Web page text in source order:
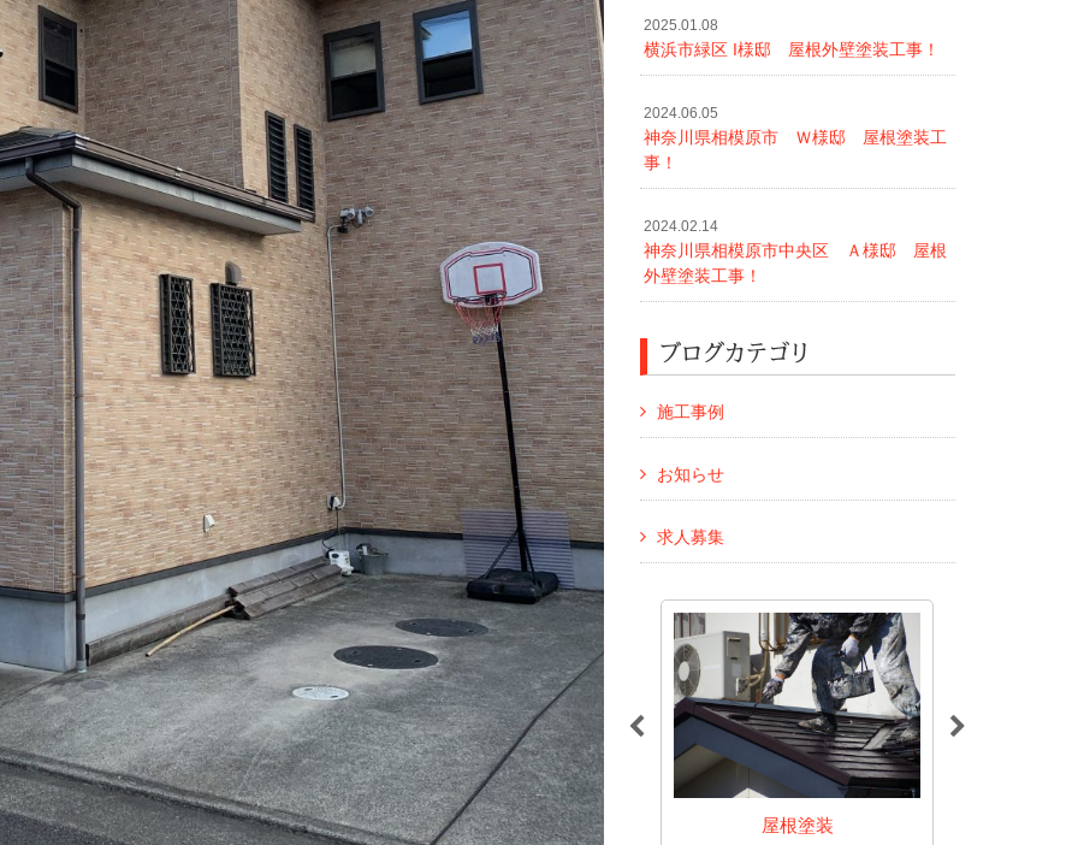
2025.01.08
横浜市緑区 I様邸 屋根外壁塗装工事！
2024.06.05
神奈川県相模原市 Ｗ様邸 屋根塗装工
事！
2024.02.14
神奈川県相模原市中央区 Ａ様邸 屋根
外壁塗装工事！
ブログカテゴリ
施工事例
お知らせ
求人募集
ドローン建物調査 外壁塗装 屋根塗装